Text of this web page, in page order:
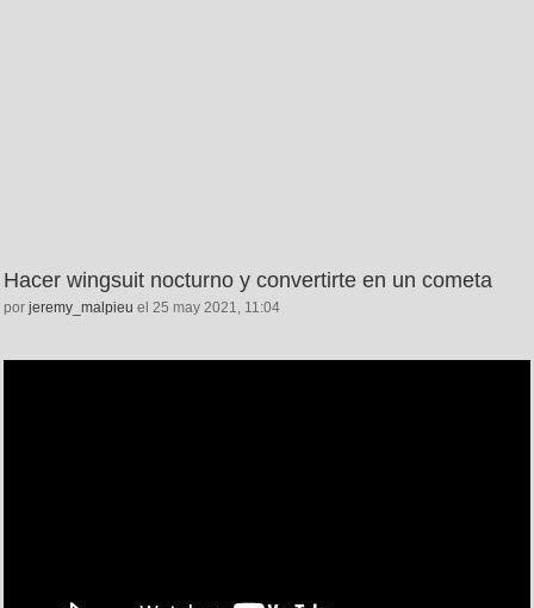
Hacer wingsuit nocturno y convertirte en un cometa
por jeremy_malpieu el 25 may 2021, 11:04